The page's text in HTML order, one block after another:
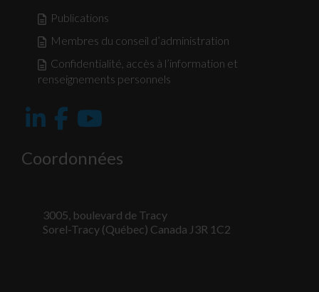
Publications
Membres du conseil d’administration
Confidentialité, accès à l’information et
renseignements personnels
Coordonnées
3005, boulevard de Tracy
Sorel-Tracy (Québec) Canada J3R 1C2